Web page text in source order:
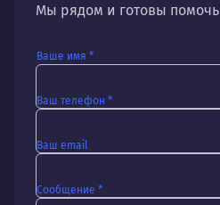
Мы рядом и готовы помочь
Ваше имя *
Ваш телефон *
Ваш email
Сообщение *